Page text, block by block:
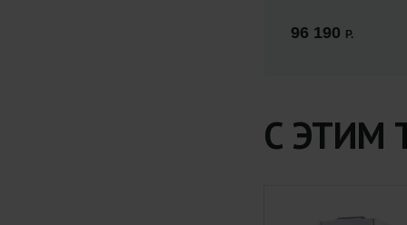
двухконтурный.
96 190 Р.
С ЭТИМ